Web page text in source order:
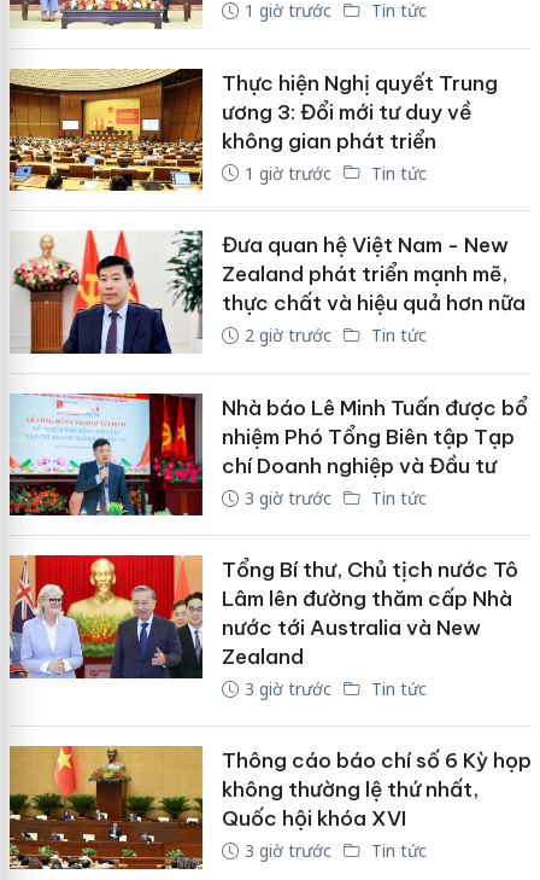
1 giờ trước Tin tức
Thực hiện Nghị quyết Trung
ương 3: Đổi mới tư duy về
không gian phát triển
1 giờ trước Tin tức
Đưa quan hệ Việt Nam - New
Zealand phát triển mạnh mẽ,
thực chất và hiệu quả hơn nữa
2 giờ trước Tin tức
Nhà báo Lê Minh Tuấn được bổ
nhiệm Phó Tổng Biên tập Tạp
chí Doanh nghiệp và Đầu tư
3 giờ trước Tin tức
Tổng Bí thư, Chủ tịch nước Tô
Lâm lên đường thăm cấp Nhà
nước tới Australia và New
Zealand
3 giờ trước Tin tức
Thông cáo báo chí số 6 Kỳ họp
không thường lệ thứ nhất,
Quốc hội khóa XVI
3 giờ trước Tin tức